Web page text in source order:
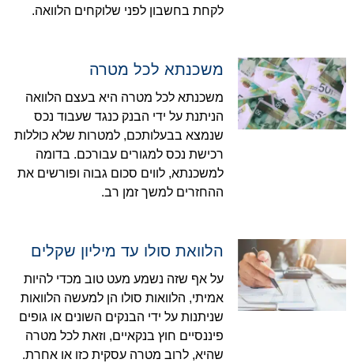
לקחת בחשבון לפני שלוקחים הלוואה.
משכנתא לכל מטרה
משכנתא לכל מטרה היא בעצם הלוואה
הניתנת על ידי הבנק כנגד שעבוד נכס
שנמצא בבעלותכם, למטרות שלא כוללות
רכישת נכס למגורים עבורכם. בדומה
למשכנתא, לווים סכום גבוה ופורשים את
ההחזרים למשך זמן רב.
הלוואת סולו עד מיליון שקלים
על אף שזה נשמע מעט טוב מכדי להיות
אמיתי, הלוואות סולו הן למעשה הלוואות
שניתנות על ידי הבנקים השונים או גופים
פיננסיים חוץ בנקאיים, וזאת לכל מטרה
שהיא, לרוב מטרה עסקית כזו או אחרת.